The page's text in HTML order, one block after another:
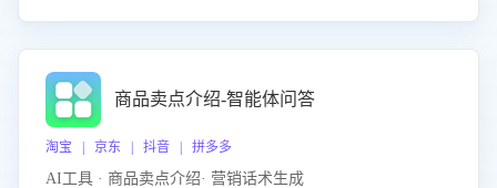
商品卖点介绍-智能体问答
淘宝 | 京东 | 抖音 | 拼多多
AI工具 · 商品卖点介绍· 营销话术生成